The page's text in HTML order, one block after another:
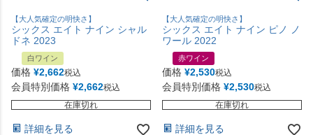
【大人気確定の明快さ】
シックス エイト ナイン シャル
ドネ 2023
白ワイン
価格 ¥2,662税込
会員特別価格 ¥2,662税込
在庫切れ
詳細を見る
【大人気確定の明快さ】
シックス エイト ナイン ピノ ノ
ワール 2022
赤ワイン
価格 ¥2,530税込
会員特別価格 ¥2,530税込
在庫切れ
詳細を見る